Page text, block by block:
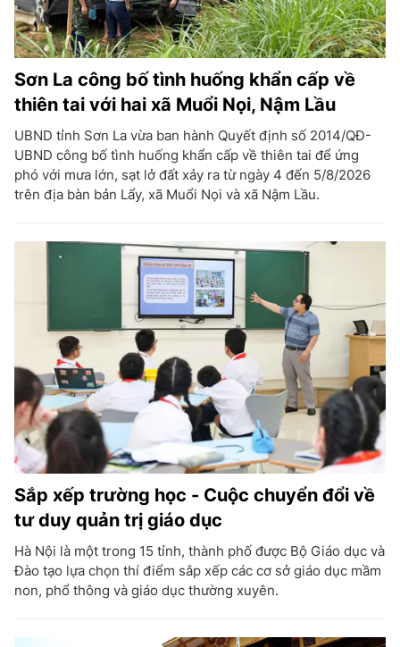
Sơn La công bố tình huống khẩn cấp về
thiên tai với hai xã Muổi Nọi, Nậm Lầu
UBND tỉnh Sơn La vừa ban hành Quyết định số 2014/QĐ-
UBND công bố tình huống khẩn cấp về thiên tai để ứng
phó với mưa lớn, sạt lở đất xảy ra từ ngày 4 đến 5/8/2026
trên địa bàn bản Lẩy, xã Muổi Nọi và xã Nậm Lầu.
Sắp xếp trường học - Cuộc chuyển đổi về
tư duy quản trị giáo dục
Hà Nội là một trong 15 tỉnh, thành phố được Bộ Giáo dục và
Đào tạo lựa chọn thí điểm sắp xếp các cơ sở giáo dục mầm
non, phổ thông và giáo dục thường xuyên.